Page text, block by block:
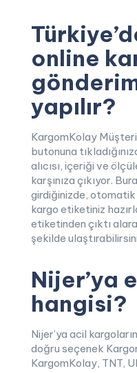
online
yapılır?
KargomKolay Müşteri
butonuna
alıcısı, içeriği ve
karşınıza çıkıyor.
girdiğinizde, otomatik
kargo etiketiniz
etiketinden çıktı
şekilde
Nijer’ya
hangisi?
Nijer’ya acil
doğru seçenek
KargomKolay, TNT,